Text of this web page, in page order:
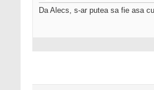
Da Alecs, s-ar putea sa fie asa